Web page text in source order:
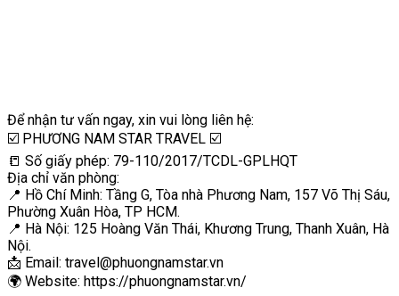
Để nhận tư vấn ngay, xin vui lòng liên hệ:
☑️ PHƯƠNG NAM STAR TRAVEL ☑️
📒 Số giấy phép: 79-110/2017/TCDL-GPLHQT
Địa chỉ văn phòng:
📍 Hồ Chí Minh: Tầng G, Tòa nhà Phương Nam, 157 Võ Thị Sáu,
Phường Xuân Hòa, TP HCM.
📍 Hà Nội: 125 Hoàng Văn Thái, Khương Trung, Thanh Xuân, Hà
Nội.
📩 Email: travel@phuongnamstar.vn
🌍 Website: https://phuongnamstar.vn/